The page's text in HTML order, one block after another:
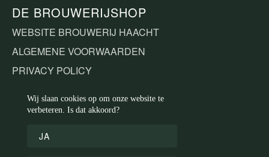
DE BROUWERIJSHOP
WEBSITE BROUWERIJ HAACHT
ALGEMENE VOORWAARDEN
PRIVACY POLICY
CONTACT
Wij slaan cookies op om onze website te
verbeteren. Is dat akkoord?
JA